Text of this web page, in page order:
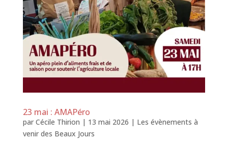
23 mai : AMAPéro
par Cécile Thirion | 13 mai 2026 | Les évènements à
venir des Beaux Jours